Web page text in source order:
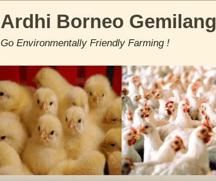
Ardhi Borneo Gemilang
Go Environmentally Friendly Farming !